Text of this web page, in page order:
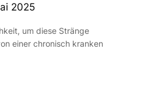
2025
um diese Stränge
einer chronisch kranken